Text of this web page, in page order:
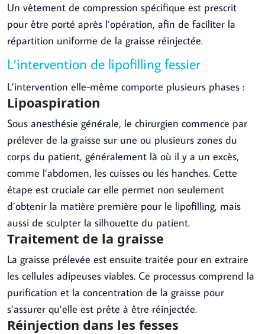
Un vêtement de compression spécifique est prescrit
pour être porté après l’opération, afin de faciliter la
répartition uniforme de la graisse réinjectée.
L’intervention de lipofilling fessier
L’intervention elle-même comporte plusieurs phases :
Lipoaspiration
Sous anesthésie générale, le chirurgien commence par
prélever de la graisse sur une ou plusieurs zones du
corps du patient, généralement là où il y a un excès,
comme l’abdomen, les cuisses ou les hanches. Cette
étape est cruciale car elle permet non seulement
d’obtenir la matière première pour le lipofilling, mais
aussi de sculpter la silhouette du patient.
Traitement de la graisse
La graisse prélevée est ensuite traitée pour en extraire
les cellules adipeuses viables. Ce processus comprend la
purification et la concentration de la graisse pour
s’assurer qu’elle est prête à être réinjectée.
Réinjection dans les fesses